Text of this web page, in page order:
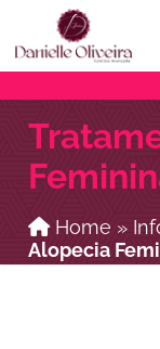
Home »
Alopecia